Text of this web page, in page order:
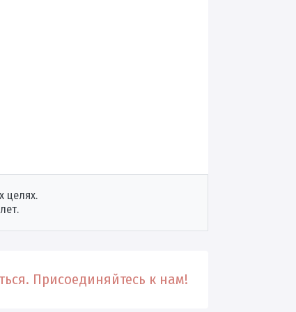
целях.
Присоединяйтесь к нам!